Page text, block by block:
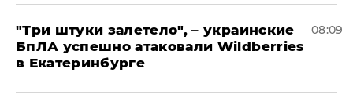
"Три штуки залетело", – украинские
БпЛА успешно атаковали Wildberries
в Екатеринбурге
08:09